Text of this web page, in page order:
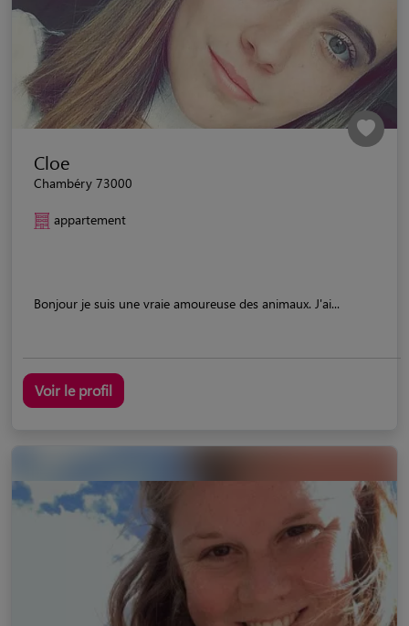
Cloe
Chambéry 73000
appartement
Bonjour je suis une vraie amoureuse des animaux. J'ai...
Voir le profil